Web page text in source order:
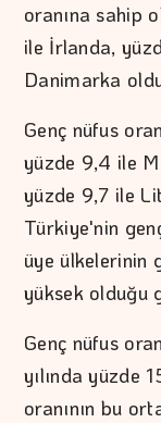
oranına sahip
ile İrlanda,
Danimarka
Genç nüfus
yüzde 9,4 ile
yüzde 9,7 ile
Türkiye'nin
üye ülkelerinin
yüksek olduğu
Genç nüfus
yılında yüzde
oranının bu